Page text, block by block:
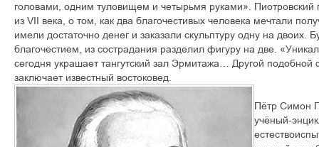
головами, одним туловищем и четырьмя руками».
из VII века, о том, как два благочестивых человека мечтали
имели достаточно денег и заказали скульптуру одну на двоих.
благочестием, из сострадания разделил фигуру на две.
сегодня украшает тангутский зал Эрмитажа… Другой
заключает известный востоковед.
Пётр Симон
учёный-